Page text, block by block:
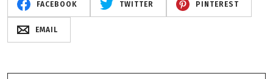
FACEBOOK TWITTER PINTEREST
EMAIL